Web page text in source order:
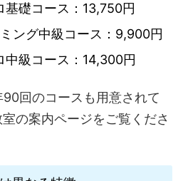
基礎コース：13,750円
ング中級コース：9,900円
中級コース：14,300円
回のコースも用意されて
の案内ページをご覧くださ